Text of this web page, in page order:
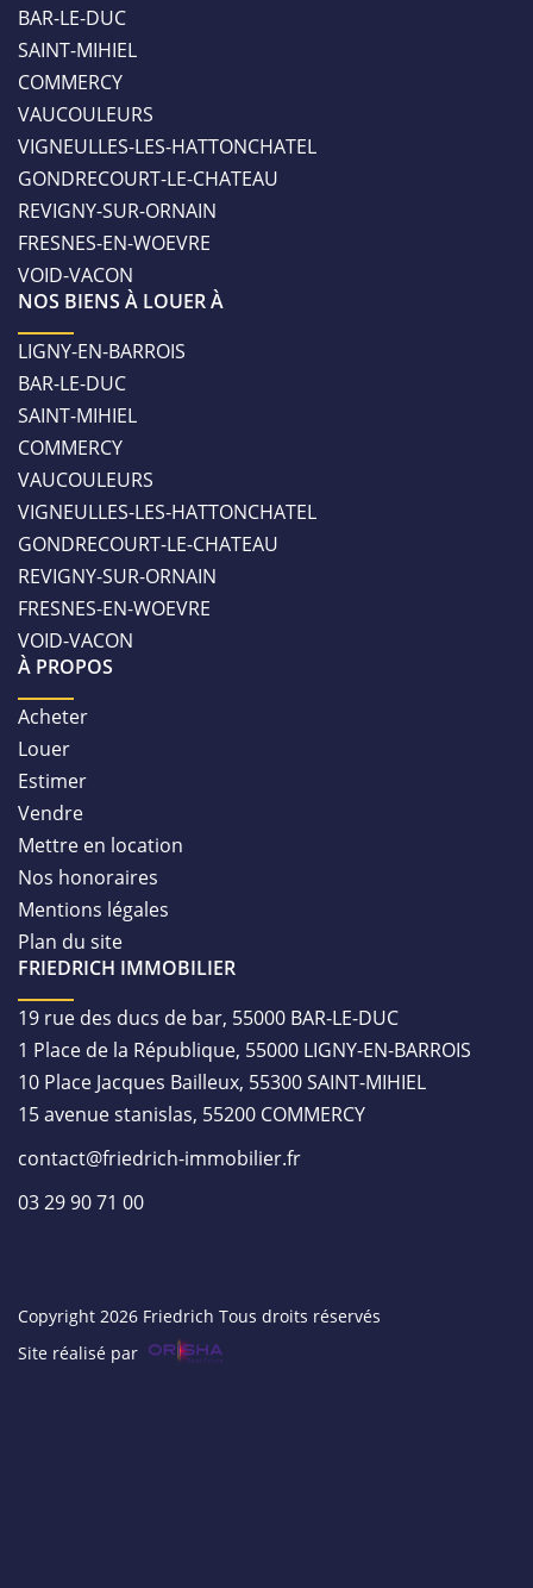
BAR-LE-DUC
SAINT-MIHIEL
COMMERCY
VAUCOULEURS
VIGNEULLES-LES-HATTONCHATEL
GONDRECOURT-LE-CHATEAU
REVIGNY-SUR-ORNAIN
FRESNES-EN-WOEVRE
VOID-VACON
NOS BIENS À LOUER À
LIGNY-EN-BARROIS
BAR-LE-DUC
SAINT-MIHIEL
COMMERCY
VAUCOULEURS
VIGNEULLES-LES-HATTONCHATEL
GONDRECOURT-LE-CHATEAU
REVIGNY-SUR-ORNAIN
FRESNES-EN-WOEVRE
VOID-VACON
À PROPOS
Acheter
Louer
Estimer
Vendre
Mettre en location
Nos honoraires
Mentions légales
Plan du site
FRIEDRICH IMMOBILIER
19 rue des ducs de bar, 55000 BAR-LE-DUC
1 Place de la République, 55000 LIGNY-EN-BARROIS
10 Place Jacques Bailleux, 55300 SAINT-MIHIEL
15 avenue stanislas, 55200 COMMERCY
contact@friedrich-immobilier.fr
03 29 90 71 00
Copyright 2026 Friedrich Tous droits réservés
Site réalisé par